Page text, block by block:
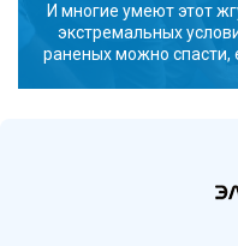
И многие умеют этот
экстремальных
раненых можно спасти,